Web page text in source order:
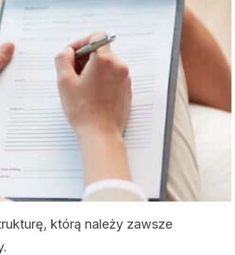
którą należy zawsze